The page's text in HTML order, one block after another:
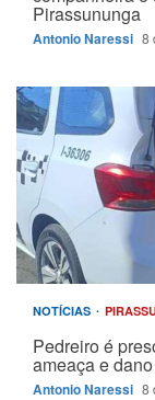
Pirassununga
Antonio Naressi 8
NOTÍCIAS
Pedreiro é
ameaça e
Antonio Naressi 8